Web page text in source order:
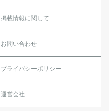
掲載情報に関して
お問い合わせ
プライバシーポリシー
運営会社